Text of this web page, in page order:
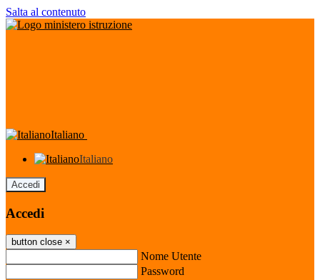
Salta al contenuto
Italiano
Italiano
Accedi
Accedi
button close ×
Nome Utente
Password